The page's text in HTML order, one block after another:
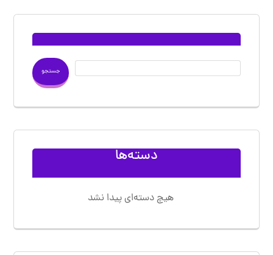
جستجو
دسته‌ها
هیچ دسته‌ای پیدا نشد